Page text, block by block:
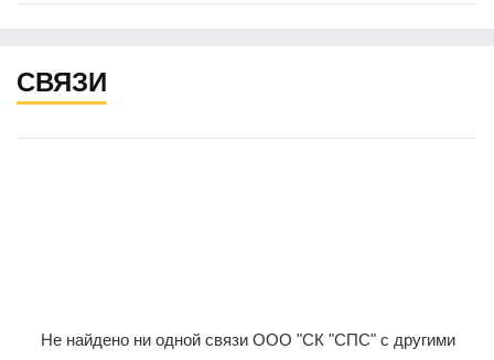
СВЯЗИ
Не найдено ни одной связи ООО "СК "СПС" с другими